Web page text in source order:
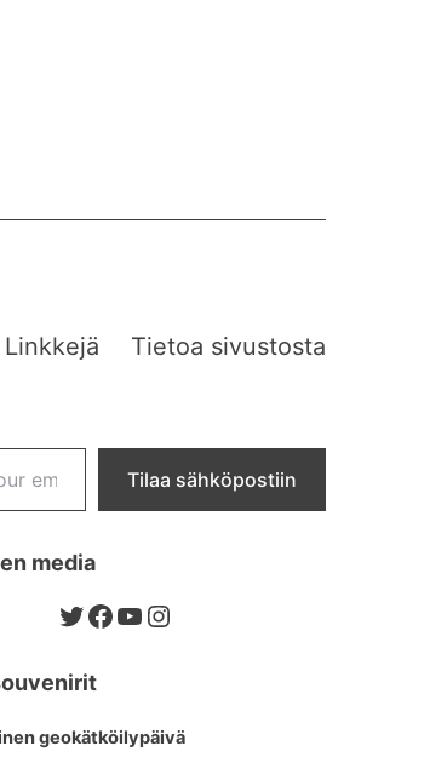
Linkkejä Tietoa sivustosta
Tilaa sähköpostiin
media
Twitter
Facebook
YouTube
Instagram
geokätköilypäivä